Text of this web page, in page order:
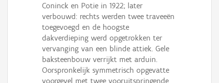
Coninck en Potie in 1922; later
verbouwd: rechts werden twee traveeën
toegevoegd en de hoogste
dakverdieping werd opgetrokken ter
vervanging van een blinde attiek. Gele
baksteenbouw verrijkt met arduin.
Oorspronkelijk symmetrisch opgevatte
voorgevel met twee vooruitspringende